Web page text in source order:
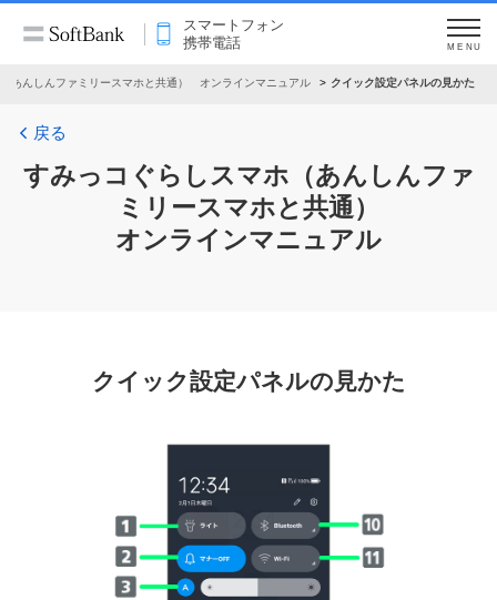
スマートフォン
携帯電話
MENU
あんしんファミリースマホと共通） オンラインマニュアル クイック設定パネルの見かた
戻る
すみっコぐらしスマホ（あんしんファ
ミリースマホと共通）
オンラインマニュアル
クイック設定パネルの見かた